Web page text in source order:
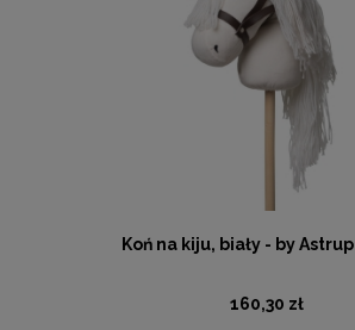
Koń na kiju, biały - by
160,30 zł